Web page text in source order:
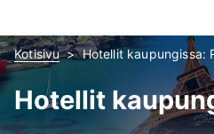
Kotisivu Hotellit kaupungissa:
Hotellit